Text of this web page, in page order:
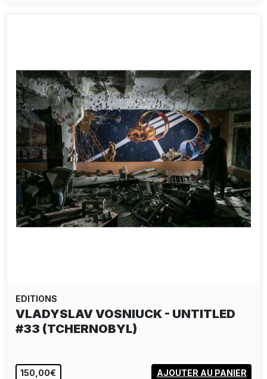
EDITIONS
BLACKOUT CITIES: UNITÉ
D'HABITATION FRAGMENTS…
150,00€ AJOUTER AU PANIER